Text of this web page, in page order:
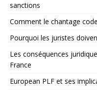
sanctions
Comment le chantage
Pourquoi les juristes
Les conséquences
France
European PLF et ses